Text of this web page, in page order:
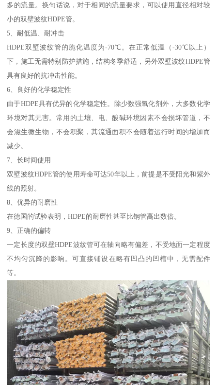
多的流量。换句话说，对于相同的流量要求，可以使用直径相对较
小的双壁波纹HDPE管。
5、耐低温、耐冲击
HDPE双壁波纹管的脆化温度为-70℃。在正常低温（-30℃以上）
下，施工无需特别防护措施，结构冬季舒适，另外双壁波纹HDPE管
具有良好的抗冲击性能。
6、良好的化学稳定性
由于HDPE具有优异的化学稳定性。除少数强氧化剂外，大多数化学
环境对其无害。常用的土壤、电、酸碱环境因素不会损坏管道，不
会滋生微生物，不会积聚，其流通面积不会随着运行时间的增加而
减少。
7、长时间使用
双壁波纹HDPE管的使用寿命可达50年以上，前提是不受阳光和紫外
线的照射。
8、优异的耐磨性
在德国的试验表明，HDPE的耐磨性甚至比钢管高出数倍。
9、正确的偏转
一定长度的双壁HDPE波纹管可在轴向略有偏差，不受地面一定程度
不均匀沉降的影响。可直接铺设在略有凹凸的凹槽中，无需配件
等。